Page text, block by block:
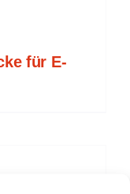
für E-